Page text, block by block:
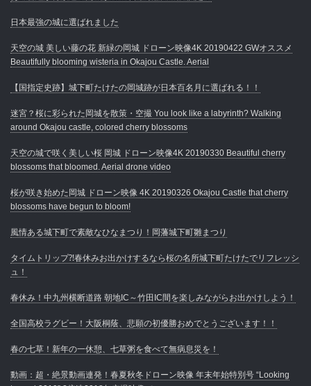
日本最強の城に選ばれました
天空の城 美しい藤の花 新緑の岡城 ドローン映像4K 20190422 GWオススメ
Beautifully blooming wisteria in Okajou Castle. Aerial
【国指定史跡】城下町たけたの岡城跡が日本百名月に選ばれる！！
迷宮？桜に彩られた岡城を散策・空撮 You look like a labyrinth? Walking
around Okajou castle, colored cherry blossoms
天空の城で咲く美しい桜 岡城 ドローン映像4K 20190330 Beautiful cherry
blossoms that bloomed. Aerial drone video
桜が咲き始めた岡城 ドローン映像 4K 20190326 Okajou Castle that cherry
blossoms have begun to bloom!
風情ある城下町で素敵なひなまつり！岡藩城下町雛まつり
タイムトリップ⁈春休みお出かけするなら桜の名所城下町たけたでリフレッシ
ュ！
春休み！中九州横断道路 朝地IC～竹田IC間を楽しみながらお出かけしよう！
全国高校ラグビー！大阪桐蔭、悲願の初優勝おめでとうございます！！
春の七草！新年の一休憩、七草粥を食べて無病息災を！
動画：超・絶景動画連発！春夏秋冬ドローン映像 年末年始特別号 “Looking